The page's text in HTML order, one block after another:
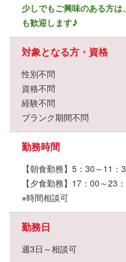
少しでもご興味のある方
も歓迎します♪
対象となる方・資格
性別不問
資格不問
経験不問
ブランク期間不問
勤務時間
【朝食勤務】5：30～11：
【夕食勤務】17：00～23
※時間相談可
勤務日
週3日～相談可